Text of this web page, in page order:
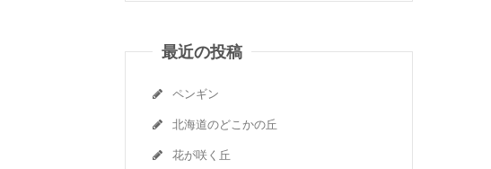
最近の投稿
ペンギン
北海道のどこかの丘
花が咲く丘